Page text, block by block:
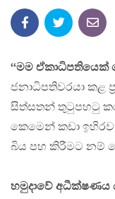
‘‘මම ඒකාධිපතියෙක්
ජනාධිපතිවරයා කළ
සිත්සතන් තුටුපහටු
කෙමෙන් කඩා
බිය පහ කිරීමට නම්
හමුදාවේ අධීක්ෂණය